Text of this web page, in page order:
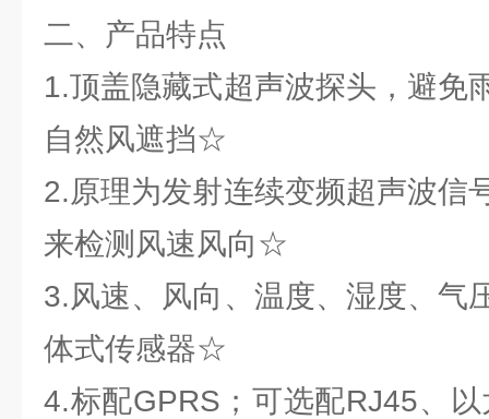
二、产品特点
1.顶盖隐藏式超声波探头，避免
自然风遮挡☆
2.原理为发射连续变频超声波信
来检测风速风向☆
3.风速、风向、温度、湿度、气
体式传感器☆
4.标配GPRS；可选配RJ45、